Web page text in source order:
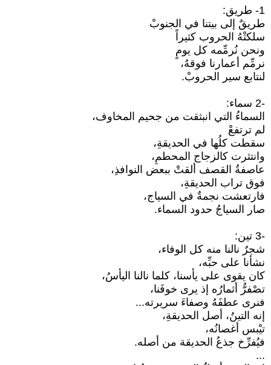
1- طريق:
طريقٌ إلى بيتنا في الجنوبْ
سلكتْهُ الحروب كثيراً
ونحن نُرمِّمه كل يومٍ
نرمِّم أعمارنا فوقهُ،
لنتابع سير الحروبْ.
-2 سماء:
السماءُ التي انبثقت من جحيم المخاوف،
لم ترتفعْ
سقطت كلُها في الحديقةِ،
وانتثرت كالزجاج المحطمِ،
عاصفةُ القصف ألقتْ ببعض النوافذِ،
فوق تراب الحديقةِ،
فارتعشت نجمةٌ في السياج،
صار السياجُ حدود السماء.
-3 تين:
شجرٌ نالنا منه كل الوفاء،
نشأنا على حبِّه،
كان يقوى على يأسنا، كلما نالنا اليأسُ،
تصْفرُّ أثمارُه إذ يرى خوفَنا،
فنرى عطفَهُ وصفاءَ سريرته...
إنه التينُ، أصل الحديقةِ،
تيْبس أغصانُه،
فيُفرِّخ جذعُ الحديقة من أصله.
...